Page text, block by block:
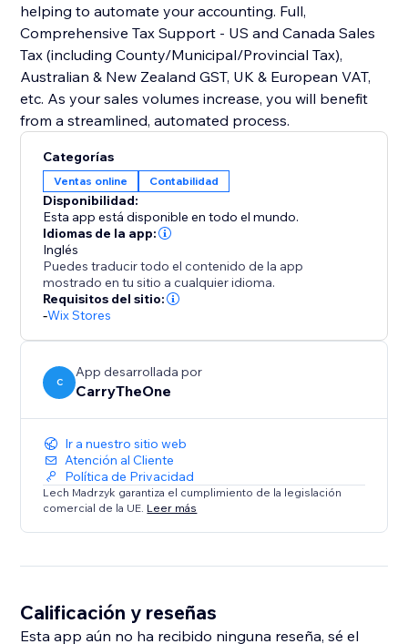
helping to automate your accounting. Full,
Comprehensive Tax Support - US and Canada Sales
Tax (including County/Municipal/Provincial Tax),
Australian & New Zealand GST, UK & European VAT,
etc. As your sales volumes increase, you will benefit
from a streamlined, automated process.
Categorías
Ventas online Contabilidad
Disponibilidad:
Esta app está disponible en todo el mundo.
Idiomas de la app:
Inglés
Puedes traducir todo el contenido de la app
mostrado en tu sitio a cualquier idioma.
Requisitos del sitio:
-Wix Stores
C
App desarrollada por
CarryTheOne
Ir a nuestro sitio web
Atención al Cliente
Política de Privacidad
Lech Madrzyk garantiza el cumplimiento de la legislación
comercial de la UE. Leer más
Calificación y reseñas
Esta app aún no ha recibido ninguna reseña, sé el